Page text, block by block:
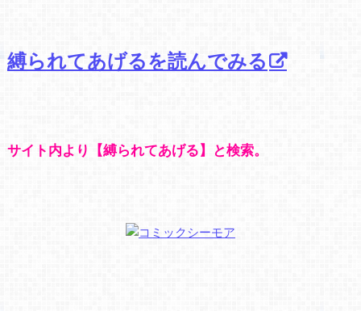
縛られてあげるを読んでみる
サイト内より【縛られてあげる】と検索。